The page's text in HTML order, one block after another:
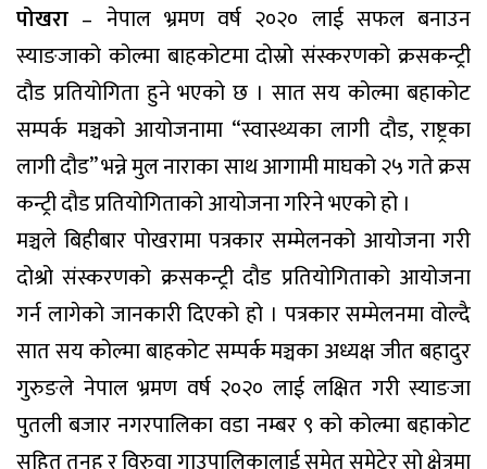
पोखरा – नेपाल भ्रमण वर्ष २०२० लाई सफल बनाउन
स्याङजाको कोल्मा बाहकोटमा दोस्रो संस्करणको क्रसकन्ट्री
दौड प्रतियोगिता हुने भएको छ । सात सय कोल्मा बहाकोट
सम्पर्क मञ्चको आयोजनामा “स्वास्थ्यका लागी दौड, राष्ट्रका
लागी दौड” भन्ने मुल नाराका साथ आगामी माघको २५ गते क्रस
कन्ट्री दौड प्रतियोगिताको आयोजना गरिने भएको हो ।
मञ्चले बिहीबार पोखरामा पत्रकार सम्मेलनको आयोजना गरी
दोश्रो संस्करणको क्रसकन्ट्री दौड प्रतियोगिताको आयोजना
गर्न लागेको जानकारी दिएको हो । पत्रकार सम्मेलनमा वोल्दै
सात सय कोल्मा बाहकोट सम्पर्क मञ्चका अध्यक्ष जीत बहादुर
गुरुङले नेपाल भ्रमण वर्ष २०२० लाई लक्षित गरी स्याङजा
पुतली बजार नगरपालिका वडा नम्बर ९ को कोल्मा बहाकोट